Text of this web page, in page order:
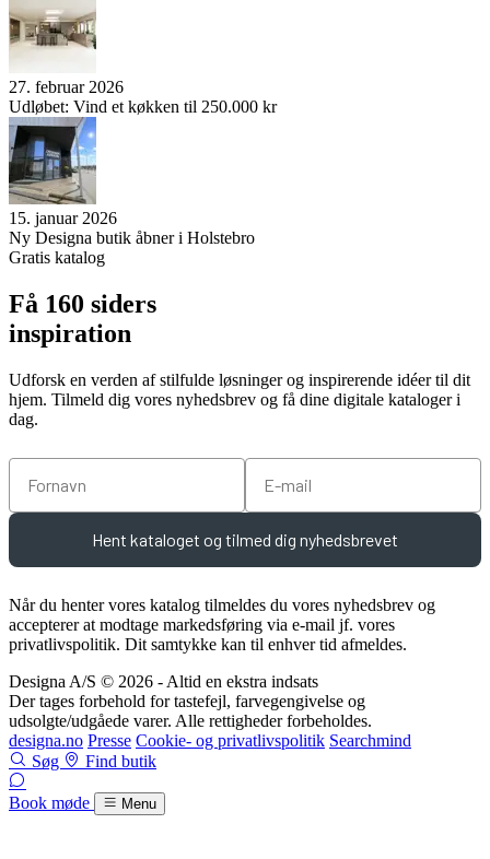
27. februar 2026
Udløbet: Vind et køkken til 250.000 kr
15. januar 2026
Ny Designa butik åbner i Holstebro
Gratis katalog
Få 160 siders
inspiration
Udforsk en verden af stilfulde løsninger og inspirerende idéer til dit
hjem. Tilmeld dig vores nyhedsbrev og få dine digitale kataloger i
dag.
Fornavn Email
Hent kataloget og tilmed dig nyhedsbrevet
Når du henter vores katalog tilmeldes du vores nyhedsbrev og
accepterer at modtage markedsføring via e-mail jf. vores
privatlivspolitik. Dit samtykke kan til enhver tid afmeldes.
Designa A/S © 2026 - Altid en ekstra indsats
Der tages forbehold for tastefejl, farvegengivelse og
udsolgte/udgåede varer. Alle rettigheder forbeholdes.
designa.no Presse Cookie- og privatlivspolitik Searchmind
Søg
Find butik
Book møde Menu